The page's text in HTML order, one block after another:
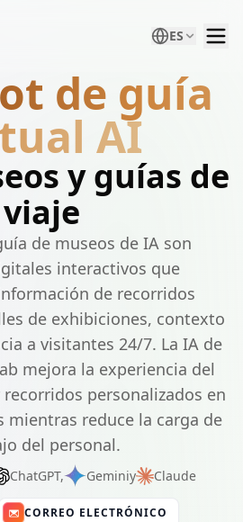
ES
de guía
AI
y guías de
viaje
de museos de IA son
interactivos que
de recorridos
de exhibiciones, contexto
a visitantes 24/7. La IA de
mejora la experiencia del
personalizados en
mientras reduce la carga de
del personal.
ChatGPT, Geminiy Claude
CORREO ELECTRÓNICO